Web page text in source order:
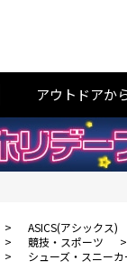
アウトドアか
> ASICS(アシックス)
> 競技・スポーツ >
> シューズ・スニー